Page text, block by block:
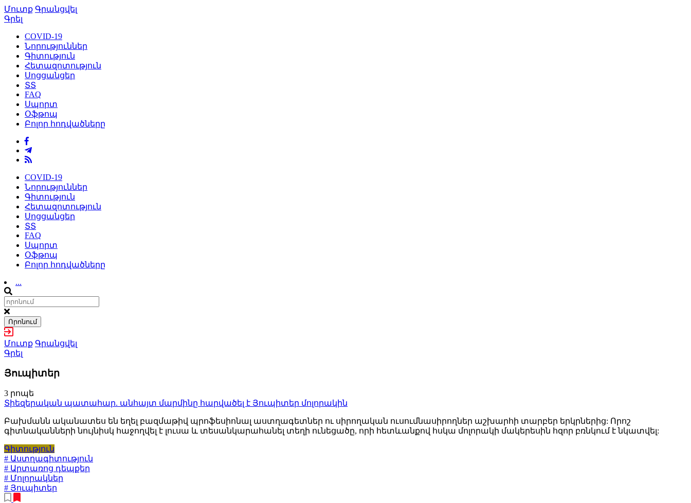
Մուտք Գրանցվել
Գրել
COVID-19
Նորություններ
Գիտություն
Հետազոտություն
Սոցցանցեր
ՏՏ
FAQ
Սպորտ
Օֆթոպ
Բոլոր հոդվածները
COVID-19
Նորություններ
Գիտություն
Հետազոտություն
Սոցցանցեր
ՏՏ
FAQ
Սպորտ
Օֆթոպ
Բոլոր հոդվածները
...
Որոնում
Մուտք Գրանցվել
Գրել
Յուպիտեր
3 րոպե
Տիեզերական պատահար. անհայտ մարմինը հարվածել է Յուպիտեր մոլորակին
Բախմանն ականատես են եղել բազմաթիվ պրոֆեսիոնալ աստղագետներ ու սիրողական ուսումնասիրողներ աշխարհի տարբեր երկրներից: Որոշ
գիտնականների նույնիսկ հաջողվել է լուսա և տեսանկարահանել տեղի ունեցածը, որի հետևանքով հսկա մոլորակի մակերեսին հզոր բռնկում է նկատվել:
Գիտություն
# Աստղագիտություն
# Արտառոց դեպքեր
# Մոլորակներ
# Յուպիտեր